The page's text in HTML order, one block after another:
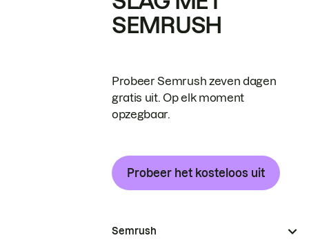
SEMRUSH
Probeer Semrush zeven dagen
gratis uit. Op elk moment
opzegbaar.
Probeer het kosteloos uit
Semrush